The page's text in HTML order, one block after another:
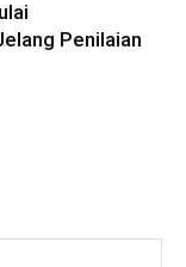
Penilaian